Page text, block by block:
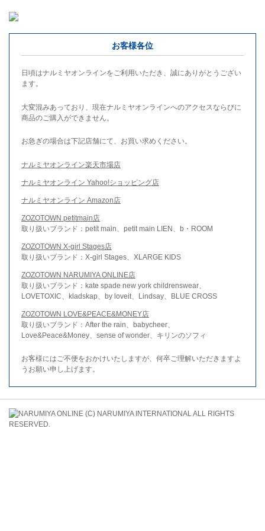
お客様各位
日頃はナルミヤオンラインをご利用いただき、誠にありがとうござい
ます。
大変混みあっており、現在ナルミヤオンラインへのアクセスならびに
商品のご購入ができません。
お急ぎの場合は下記店舗にて、お買い求めください。
ナルミヤオンライン楽天市場店
ナルミヤオンライン Yahoo!ショッピング店
ナルミヤオンライン Amazon店
ZOZOTOWN petitmain店
取り扱いブランド：petit main、petit main LIEN、b・ROOM
ZOZOTOWN X-girl Stages店
取り扱いブランド：X-girl Stages、XLARGE KIDS
ZOZOTOWN NARUMIYA ONLINE店
取り扱いブランド：kate spade new york childrenswear、
LOVETOXIC、kladskap、by loveit、Lindsay、BLUE CROSS
ZOZOTOWN LOVE&PEACE&MONEY店
取り扱いブランド：After the rain、babycheer、
Love&Peace&Money、sense of wonder、キリンのソフィ
お客様にはご不便をおかけいたしますが、何卒ご理解いただきますよ
うお願い申し上げます。